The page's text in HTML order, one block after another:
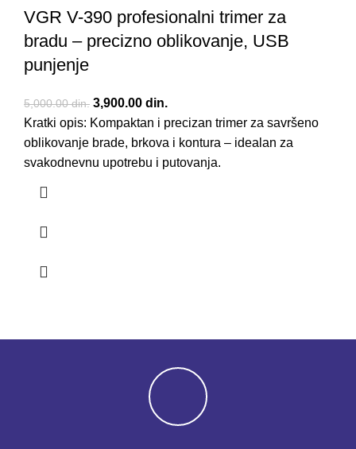
VGR V-390 profesionalni trimer za
bradu – precizno oblikovanje, USB
punjenje
5,000.00din. Originalna cena je bila: 5,000.00 din..
3,900.00 din.
Kratki opis: Kompaktan i precizan trimer za savršeno
oblikovanje brade, brkova i kontura – idealan za
svakodnevnu upotrebu i putovanja.